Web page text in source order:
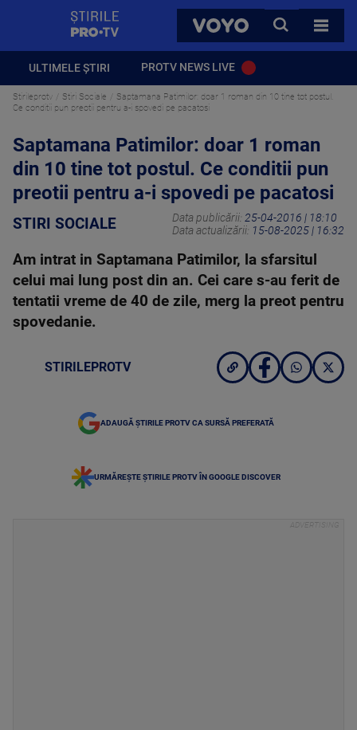
VOYO
CAUTA
TOATE
ULTIMELE ȘTIRI PROTV NEWS LIVE
Stirileprotv Stiri Sociale
Saptamana Patimilor: doar 1 roman din 10 tine tot postul.
Ce conditii pun preotii pentru a-i spovedi pe pacatosi
Saptamana Patimilor: doar 1 roman
din 10 tine tot postul. Ce conditii pun
preotii pentru a-i spovedi pe pacatosi
STIRI SOCIALE Data publicării: 25-04-2016 | 18:10
Data actualizării: 15-08-2025 | 16:32
Am intrat in Saptamana Patimilor, la sfarsitul
celui mai lung post din an. Cei care s-au ferit de
tentatii vreme de 40 de zile, merg la preot pentru
spovedanie.
STIRILEPROTV
ADAUGĂ ȘTIRILE PROTV CA SURSĂ PREFERATĂ
URMĂREȘTE ȘTIRILE PROTV ÎN GOOGLE DISCOVER